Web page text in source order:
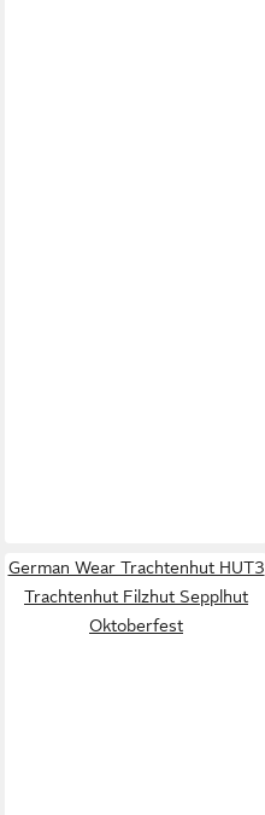
German Wear Trachtenhut HUT3
Trachtenhut Filzhut Sepplhut
Oktoberfest